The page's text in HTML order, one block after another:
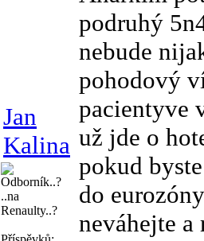
Jan
Kalina
Odborník..?
..na
Renaulty..?
podruhý
nebude
pohodový
pacientyve
už jde o
pokud
do
neváhejte